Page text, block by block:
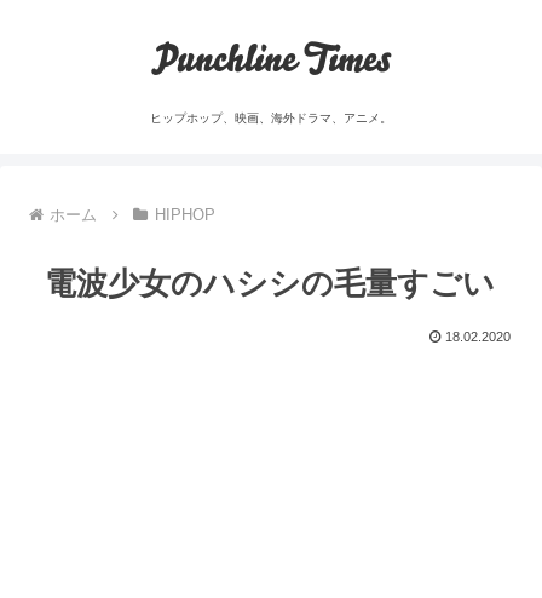
Punchline Times
ヒップホップ、映画、海外ドラマ、アニメ。
ホーム HIPHOP
電波少女のハシシの毛量すごい
18.02.2020